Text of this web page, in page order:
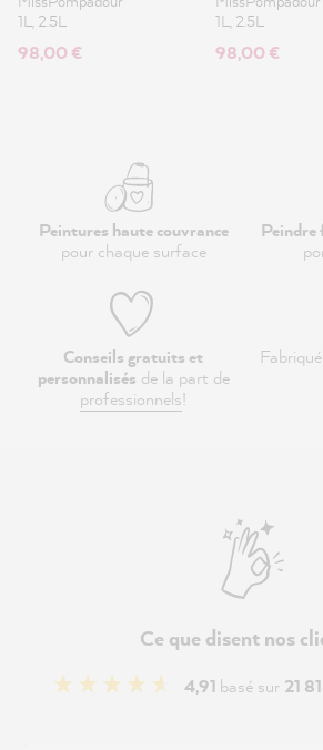
1L, 2.5L
98,00 €
1L, 2.5L
98,00 €
Peintures haute couvrance
pour chaque surface
Conseils gratuits et
personnalisés de la part de
professionnels!
Ce que disent nos
4,91 basé sur 21